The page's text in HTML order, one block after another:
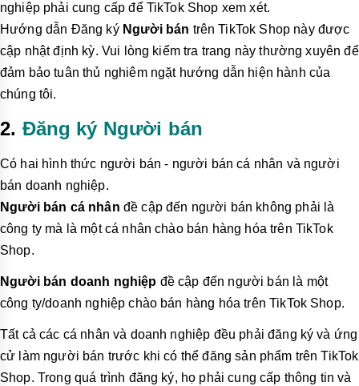
nghiệp phải cung cấp để TikTok Shop xem xét.
Hướng dẫn Đăng ký Người bán trên TikTok Shop này được
cập nhật định kỳ. Vui lòng kiểm tra trang này thường xuyên để
đảm bảo tuân thủ nghiêm ngặt hướng dẫn hiện hành của
chúng tôi.
2. Đăng ký Người bán
Có hai hình thức người bán - người bán cá nhân và người
bán doanh nghiệp.
Người bán cá nhân đề cập đến người bán không phải là
công ty mà là một cá nhân chào bán hàng hóa trên TikTok
Shop.
Người bán doanh nghiệp đề cập đến người bán là một
công ty/doanh nghiệp chào bán hàng hóa trên TikTok Shop.
Tất cả các cá nhân và doanh nghiệp đều phải đăng ký và ứng
cử làm người bán trước khi có thể đăng sản phẩm trên TikTok
Shop. Trong quá trình đăng ký, họ phải cung cấp thông tin và